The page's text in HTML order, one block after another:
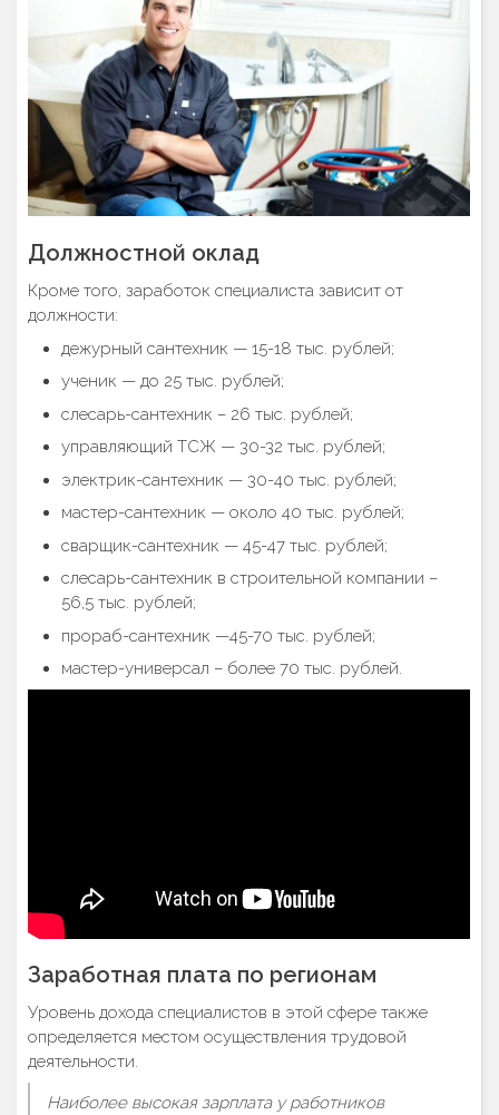
Должностной оклад
Кроме того, заработок специалиста зависит от
должности:
дежурный сантехник — 15-18 тыс. рублей;
ученик — до 25 тыс. рублей;
слесарь-сантехник – 26 тыс. рублей;
управляющий ТСЖ — 30-32 тыс. рублей;
электрик-сантехник — 30-40 тыс. рублей;
мастер-сантехник — около 40 тыс. рублей;
сварщик-сантехник — 45-47 тыс. рублей;
слесарь-сантехник в строительной компании –
56,5 тыс. рублей;
прораб-сантехник —45-70 тыс. рублей;
мастер-универсал – более 70 тыс. рублей.
Заработная плата по регионам
Уровень дохода специалистов в этой сфере также
определяется местом осуществления трудовой
деятельности.
Наиболее высокая зарплата у работников